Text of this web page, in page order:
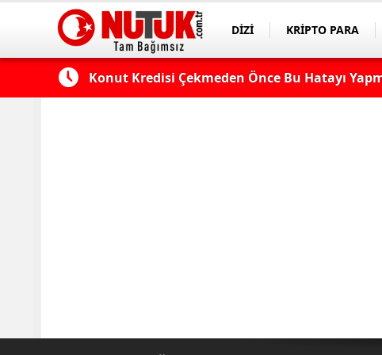
DİZİ KRİPTO PARA
Edilmeli? Konut Kredisi Çekmeden Önce Bu Hatayı